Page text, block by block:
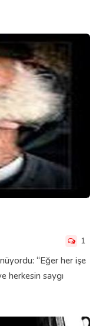
1
“Eğer her işe
herkesin saygı